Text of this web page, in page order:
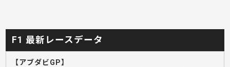
F1 最新レースデータ
【アブダビGP】